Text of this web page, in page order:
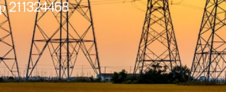
211324468